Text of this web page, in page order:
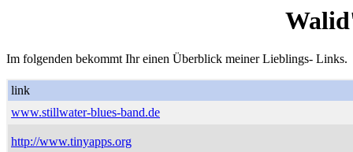
Im folgenden bekommt Ihr einen Überblick meiner Lieblings- Links.
link
www.stillwater-blues-band.de
http://www.tinyapps.org